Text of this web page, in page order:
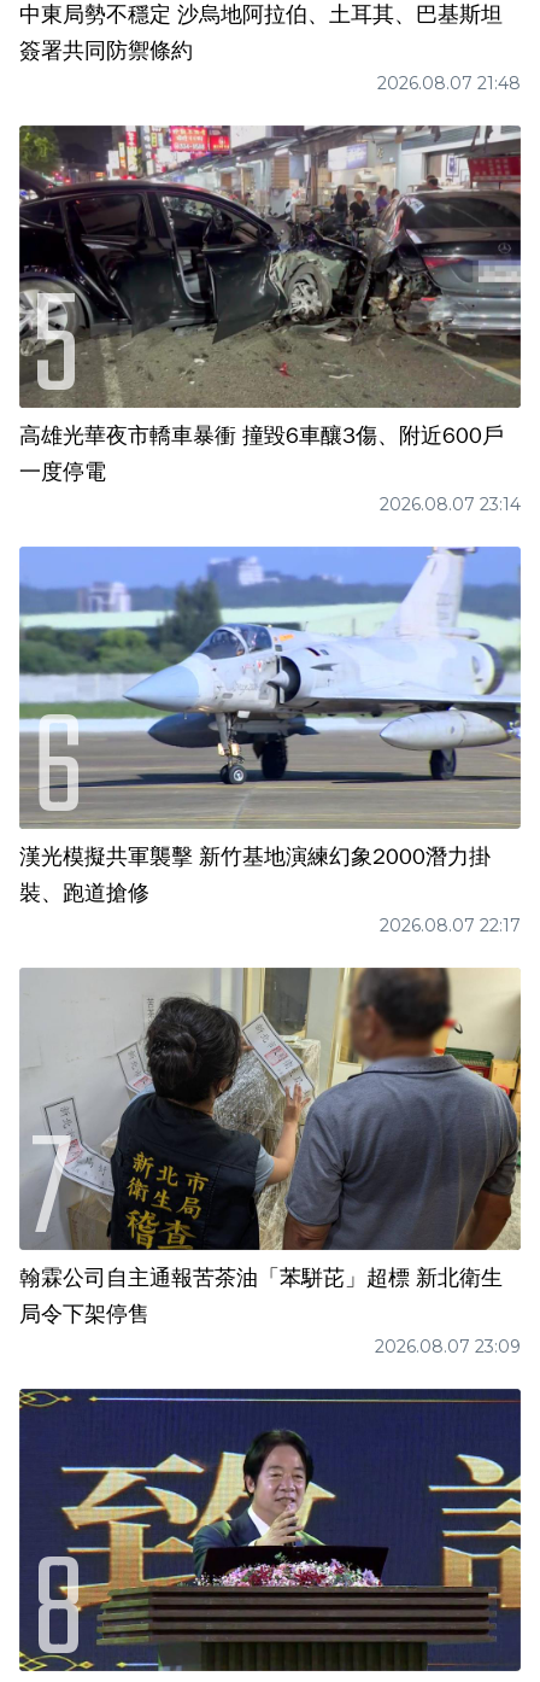
中東局勢不穩定 沙烏地阿拉伯、土耳其、巴基斯坦
簽署共同防禦條約
2026.08.07 21:48
高雄光華夜市轎車暴衝 撞毀6車釀3傷、附近600戶
一度停電
2026.08.07 23:14
漢光模擬共軍襲擊 新竹基地演練幻象2000潛力掛
裝、跑道搶修
2026.08.07 22:17
翰霖公司自主通報苦茶油「苯駢芘」超標 新北衛生
局令下架停售
2026.08.07 23:09